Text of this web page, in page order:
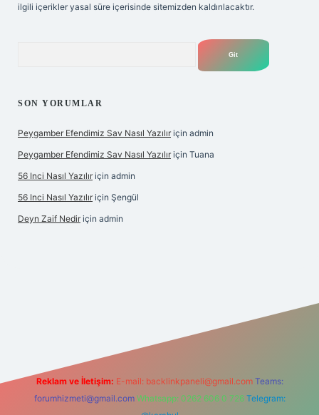
ilgili içerikler yasal süre içerisinde sitemizden kaldırılacaktır.
SON YORUMLAR
Peygamber Efendimiz Sav Nasıl Yazılır için admin
Peygamber Efendimiz Sav Nasıl Yazılır için Tuana
56 Inci Nasıl Yazılır için admin
56 Inci Nasıl Yazılır için Şengül
Deyn Zaif Nedir için admin
Reklam ve İletişim: E-mail: backlinkpaneli@gmail.com Teams:
forumhizmeti@gmail.com Whatsapp: 0262 606 0 726 Telegram: